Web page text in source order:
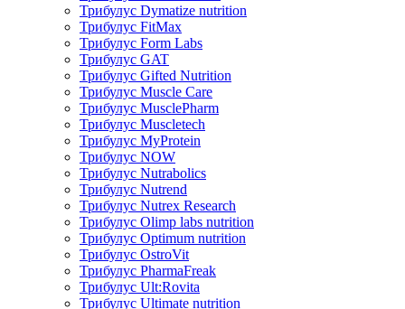
Трибулус Dymatize nutrition
Трибулус FitMax
Трибулус Form Labs
Трибулус GAT
Трибулус Gifted Nutrition
Трибулус Muscle Care
Трибулус MusclePharm
Трибулус Muscletech
Трибулус MyProtein
Трибулус NOW
Трибулус Nutrabolics
Трибулус Nutrend
Трибулус Nutrex Research
Трибулус Olimp labs nutrition
Трибулус Optimum nutrition
Трибулус OstroVit
Трибулус PharmaFreak
Трибулус Ult:Rovita
Трибулус Ultimate nutrition